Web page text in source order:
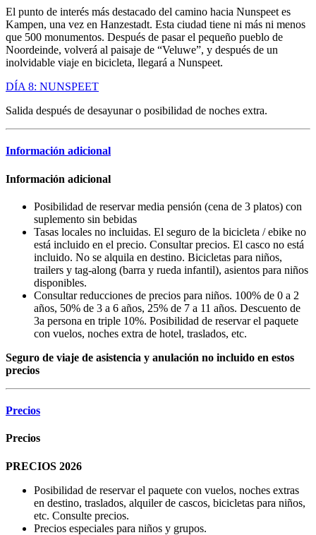
El punto de interés más destacado del camino hacia Nunspeet es
Kampen, una vez en Hanzestadt. Esta ciudad tiene ni más ni menos
que 500 monumentos. Después de pasar el pequeño pueblo de
Noordeinde, volverá al paisaje de “Veluwe”, y después de un
inolvidable viaje en bicicleta, llegará a Nunspeet.
DÍA 8: NUNSPEET
Salida después de desayunar o posibilidad de noches extra.
Información adicional
Información adicional
Posibilidad de reservar media pensión (cena de 3 platos) con
suplemento sin bebidas
Tasas locales no incluidas. El seguro de la bicicleta / ebike no
está incluido en el precio. Consultar precios. El casco no está
incluido. No se alquila en destino. Bicicletas para niños,
trailers y tag-along (barra y rueda infantil), asientos para niños
disponibles.
Consultar reducciones de precios para niños. 100% de 0 a 2
años, 50% de 3 a 6 años, 25% de 7 a 11 años. Descuento de
3a persona en triple 10%. Posibilidad de reservar el paquete
con vuelos, noches extra de hotel, traslados, etc.
Seguro de viaje de asistencia y anulación no incluido en estos
precios
Precios
Precios
PRECIOS 2026
Posibilidad de reservar el paquete con vuelos, noches extras
en destino, traslados, alquiler de cascos, bicicletas para niños,
etc. Consulte precios.
Precios especiales para niños y grupos.